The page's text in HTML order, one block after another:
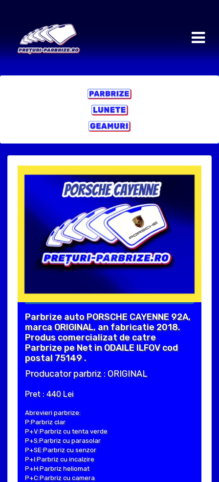
Parbrize auto PORSCHE CAYENNE 92A,
marca ORIGINAL, an fabricatie 2018.
Produs comercializat de catre
Parbrize pe Net in ODAILE ILFOV cod
postal 75149 .
Producator parbriz : ORIGINAL
Pret : 440 Lei
Abrevieri parbrize:
P:Parbriz clar
P+V:Parbriz cu tenta verde
P+S:Parbriz cu parasolar
P+SE:Parbriz cu senzor
P+I:Parbriz cu incalzire
P+H:Parbriz heliomat
P+C:Parbriz cu camera